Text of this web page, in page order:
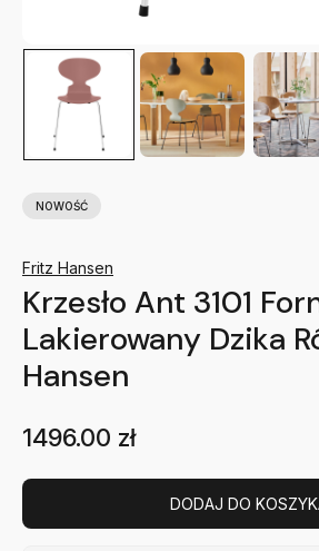
NOWOŚĆ
Fritz Hansen
Krzesło Ant 3101
Lakierowany Dzika
Hansen
1496.00 zł
DODAJ DO